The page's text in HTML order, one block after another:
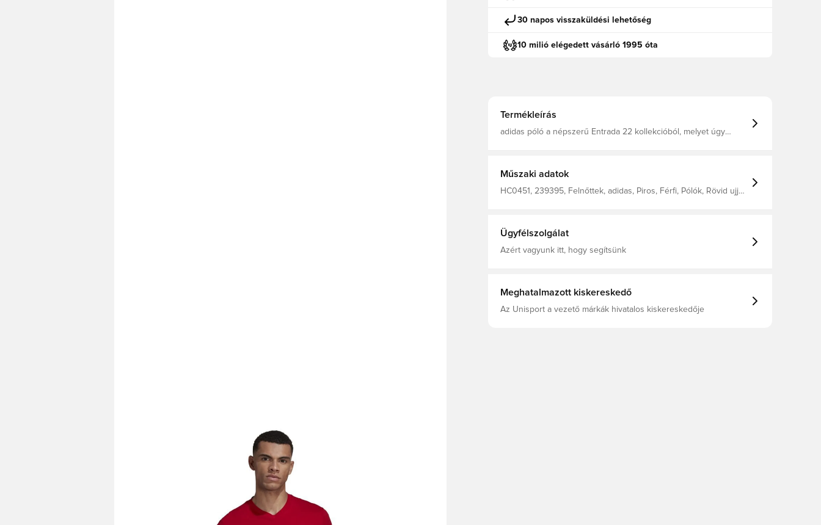
30 napos visszaküldési lehetőség
10 milió elégedett vásárló 1995 óta
Termékleírás
adidas póló a népszerű Entrada 22 kollekcióból, melyet úgy
Műszaki adatok
HC0451, 239395, Felnőttek, adidas, Piros, Férfi, Pólók, Rövid ujjú,
Ügyfélszolgálat
Azért vagyunk itt, hogy segítsünk
Meghatalmazott kiskereskedő
Az Unisport a vezető márkák hivatalos kiskereskedője